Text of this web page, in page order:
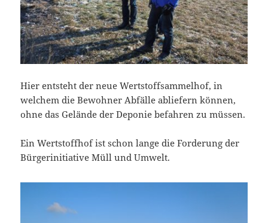
Hier entsteht der neue Wertstoffsammelhof, in
welchem die Bewohner Abfälle abliefern können,
ohne das Gelände der Deponie befahren zu müssen.
Ein Wertstoffhof ist schon lange die Forderung der
Bürgerinitiative Müll und Umwelt.